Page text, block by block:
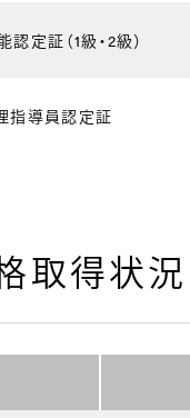
定証（1級・2級）
指導員認定証
取得状況